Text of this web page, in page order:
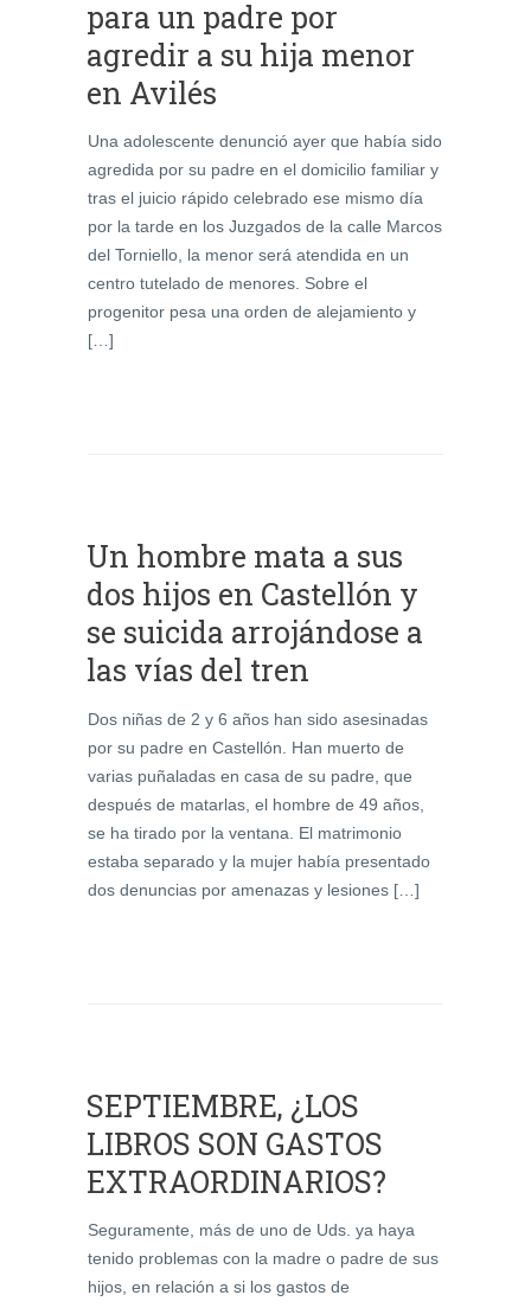
para un padre por
agredir a su hija menor
en Avilés
Una adolescente denunció ayer que había sido
agredida por su padre en el domicilio familiar y
tras el juicio rápido celebrado ese mismo día
por la tarde en los Juzgados de la calle Marcos
del Torniello, la menor será atendida en un
centro tutelado de menores. Sobre el
progenitor pesa una orden de alejamiento y
[…]
Un hombre mata a sus
dos hijos en Castellón y
se suicida arrojándose a
las vías del tren
Dos niñas de 2 y 6 años han sido asesinadas
por su padre en Castellón. Han muerto de
varias puñaladas en casa de su padre, que
después de matarlas, el hombre de 49 años,
se ha tirado por la ventana. El matrimonio
estaba separado y la mujer había presentado
dos denuncias por amenazas y lesiones […]
SEPTIEMBRE, ¿LOS
LIBROS SON GASTOS
EXTRAORDINARIOS?
Seguramente, más de uno de Uds. ya haya
tenido problemas con la madre o padre de sus
hijos, en relación a si los gastos de